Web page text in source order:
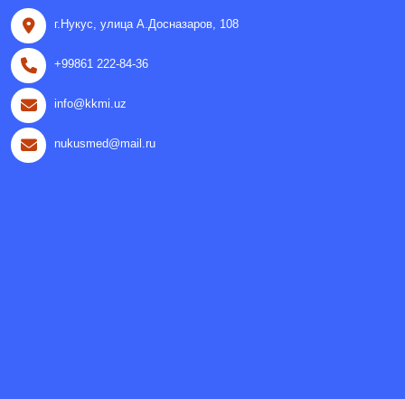
г.Нукус, улица A.Досназаров, 108
+99861 222-84-36
info@kkmi.uz
nukusmed@mail.ru